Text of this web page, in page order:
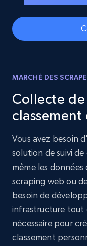
MARCHÉ DES
Collecte
Vous avez besoin
solution de suivi
même les
scraping web ou
besoin de
infrastructure tout
nécessaire pour
classement